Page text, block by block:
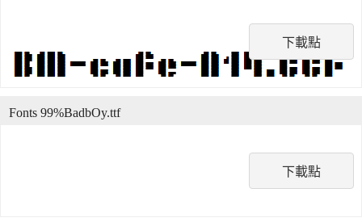
下載點
下載點
Fonts 99%BadbOy.ttf